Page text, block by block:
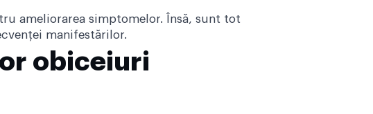
ameliorarea simptomelor. Însă, sunt tot
manifestărilor.
obiceiuri